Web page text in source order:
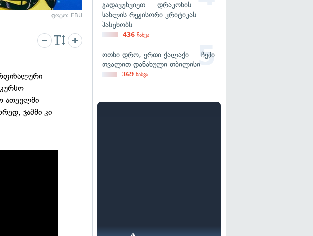
ფოტო: EBU
ათეულში
ჯამში კი
გადავუხვიეთ — დრაკონის
სახლის რეჟისორი კრიტიკას
პასუხობს
436 ნახვა
ოთხი დრო, ერთი ქალაქი — ჩემი
თვალით დანახული თბილისი
369 ნახვა